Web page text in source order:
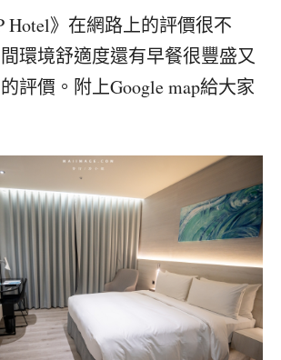
Hotel》在網路上的評價很不
環境舒適度還有早餐很豐盛又
評價。附上Google map給大家